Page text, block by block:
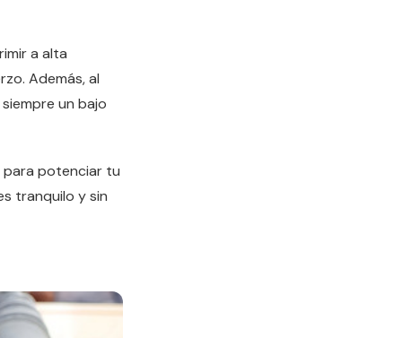
a alta
Además, al
un bajo
para potenciar tu
tranquilo y sin